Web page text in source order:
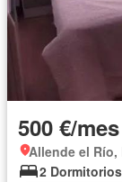
500 €/mes
Allende el Río,
2 Dormitorios